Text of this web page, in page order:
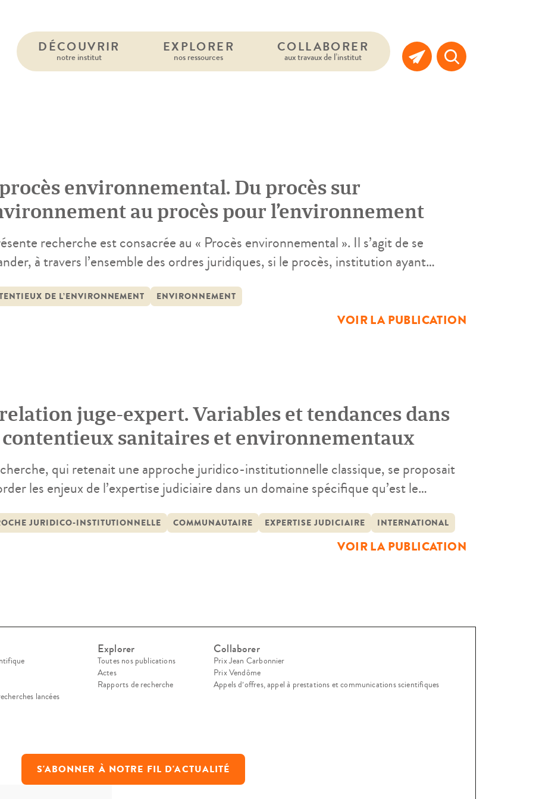
DÉCOUVRIR
notre institut
EXPLORER
nos ressources
COLLABORER
aux travaux de l’institut
environnemental. Du procès sur
au procès pour l’environnement
recherche est consacrée au « Procès environnemental ». Il s’agit de se
à travers l’ensemble des ordres juridiques, si le procès, institution ayant
c’est-à-dire in fine des règles ayant pour finalité la protection de
DE L’ENVIRONNEMENT ENVIRONNEMENT
VOIR LA PUBLICATION
juge-expert. Variables et tendances dans
contentieux sanitaires et environnementaux
qui retenait une approche juridico-institutionnelle classique, se proposait
les enjeux de l’expertise judiciaire dans un domaine spécifique qu’est le
menées dans les ordres juridiques international, communautaire et national,
grille d’analyse commune, a été déterminée dès le début des travaux. Quelles […]
JURIDICO-INSTITUTIONNELLE COMMUNAUTAIRE EXPERTISE JUDICIAIRE INTERNATIONAL
VOIR LA PUBLICATION
lancées
Explorer
Toutes nos publications
Actes
Rapports de recherche
Collaborer
Prix Jean Carbonnier
Prix Vendôme
Appels d’offres, appel à prestations et communications scientifiques
S'ABONNER À NOTRE FIL D'ACTUALITÉ